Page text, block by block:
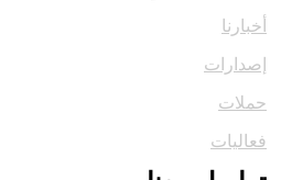
أخبارنا
إصدارات
حملات
فعاليات